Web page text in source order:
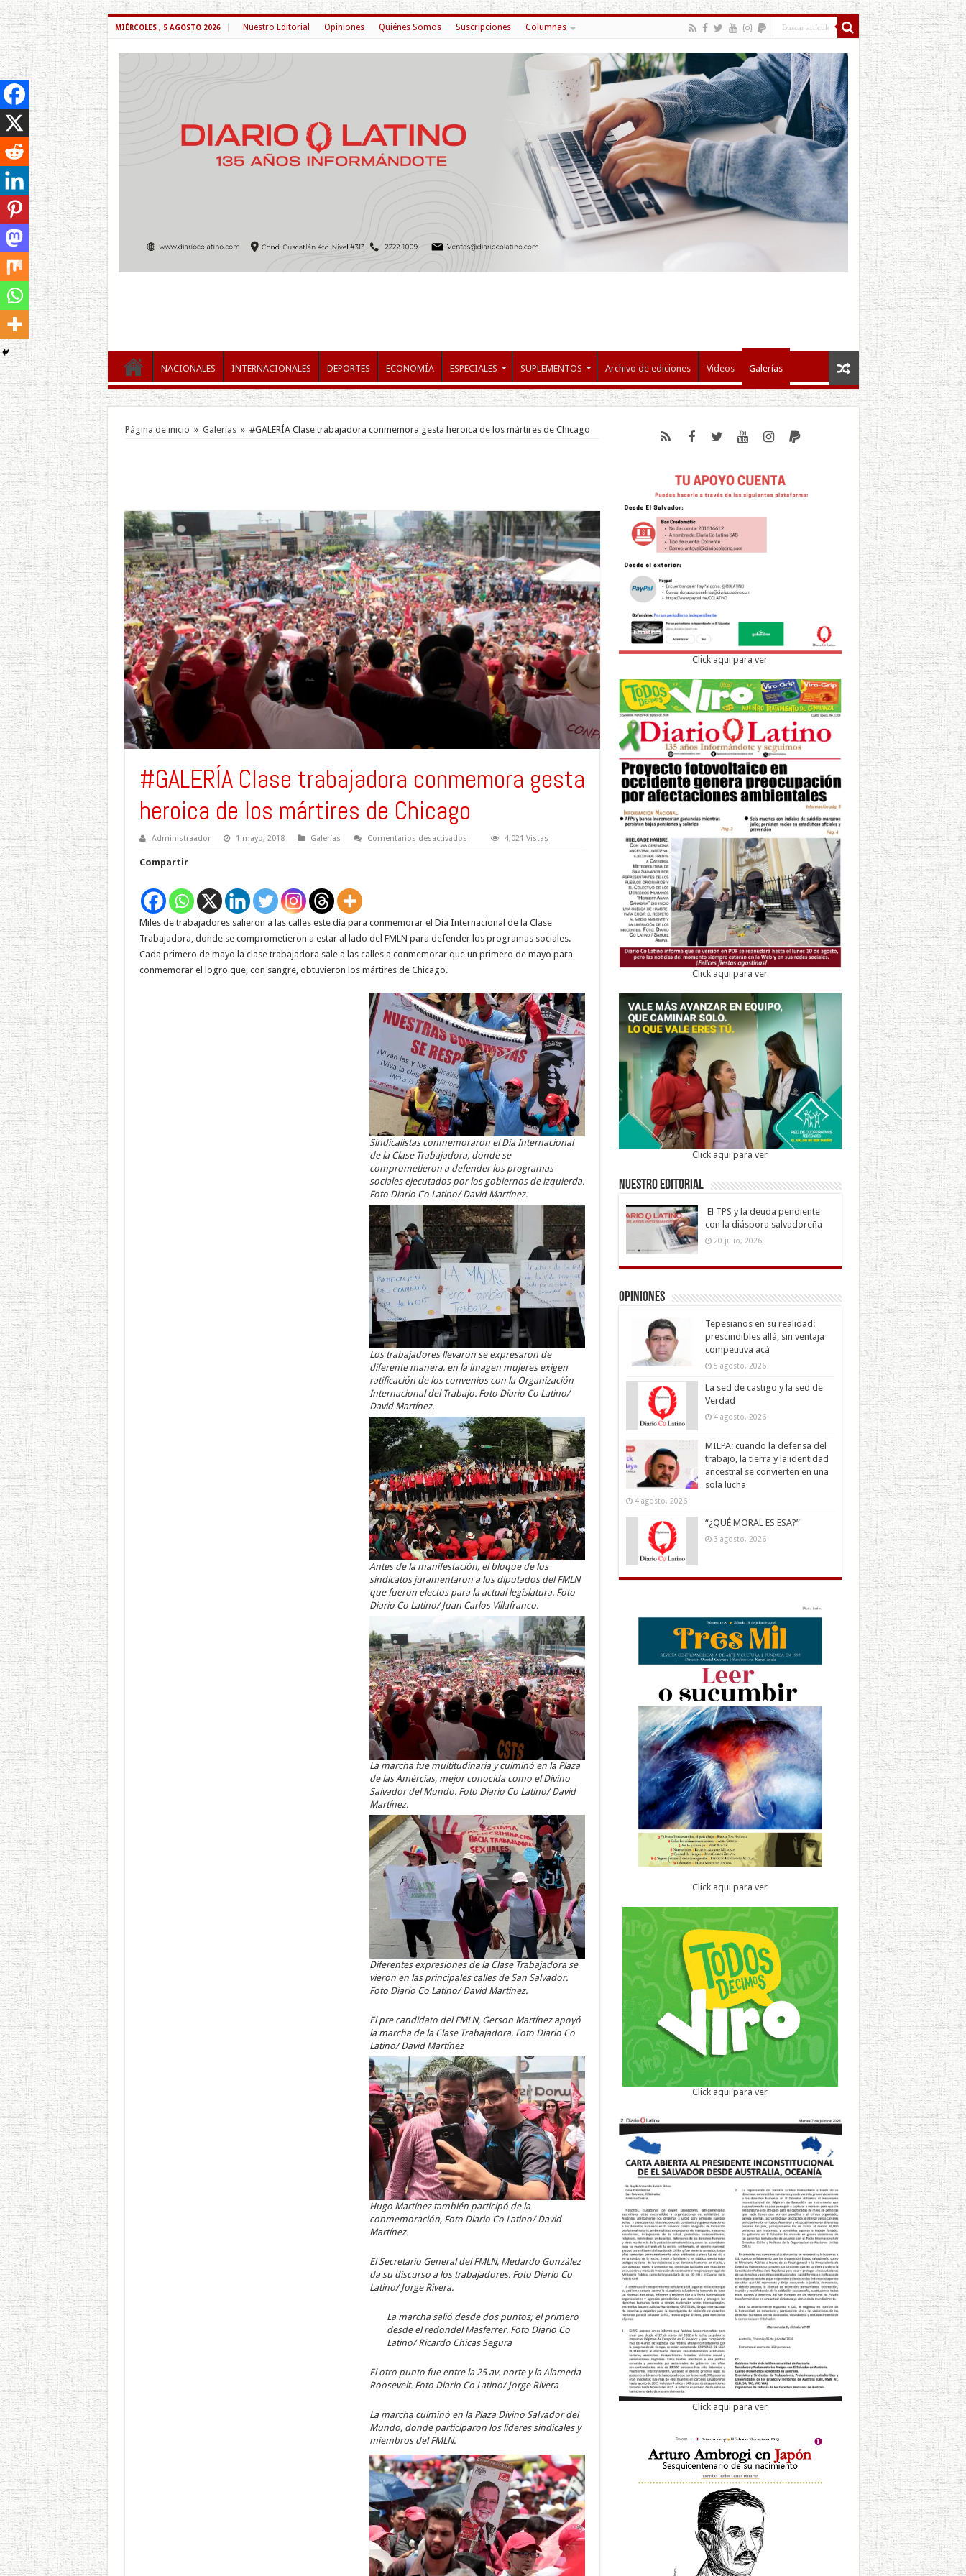
MIÉRCOLES , 5 AGOSTO 2026 Nuestro Editorial Opiniones Quiénes Somos Suscripciones Columnas
NACIONALES INTERNACIONALES DEPORTES ECONOMÍA ESPECIALES SUPLEMENTOS Archivo de ediciones Videos Galerías
Página de inicio » Galerías » #GALERÍA Clase trabajadora conmemora gesta heroica de los mártires de Chicago
#GALERÍA Clase trabajadora conmemora gesta
heroica de los mártires de Chicago
Administraador 1 mayo, 2018 Galerías Comentarios desactivadosen
mártires
Chicago
4,021 Vistas
Compartir
Miles de trabajadores salieron a las calles este día para conmemorar el Día Internacional de la Clase
Trabajadora, donde se comprometieron a estar al lado del FMLN para defender los programas sociales.
Cada primero de mayo la clase trabajadora sale a las calles a conmemorar que un primero de mayo para
conmemorar el logro que, con sangre, obtuvieron los mártires de Chicago.
Sindicalistas conmemoraron el Día Internacional
de la Clase Trabajadora, donde se
comprometieron a defender los programas
sociales ejecutados por los gobiernos de izquierda.
Foto Diario Co Latino/ David Martínez.
Los trabajadores llevaron se expresaron de
diferente manera, en la imagen mujeres exigen
ratificación de los convenios con la Organización
Internacional del Trabajo. Foto Diario Co Latino/
David Martínez.
Antes de la manifestación, el bloque de los
sindicatos juramentaron a los diputados del FMLN
que fueron electos para la actual legislatura. Foto
Diario Co Latino/ Juan Carlos Villafranco.
La marcha fue multitudinaria y culminó en la Plaza
de las Amércias, mejor conocida como el Divino
Salvador del Mundo. Foto Diario Co Latino/ David
Martínez.
Diferentes expresiones de la Clase Trabajadora se
vieron en las principales calles de San Salvador.
Foto Diario Co Latino/ David Martínez.
El pre candidato del FMLN, Gerson Martínez apoyó
la marcha de la Clase Trabajadora. Foto Diario Co
Latino/ David Martínez
Hugo Martínez también participó de la
conmemoración, Foto Diario Co Latino/ David
Martínez.
El Secretario General del FMLN, Medardo González
da su discurso a los trabajadores. Foto Diario Co
Latino/ Jorge Rivera.
La marcha salió desde dos puntos; el primero
desde el redondel Masferrer. Foto Diario Co
Latino/ Ricardo Chicas Segura
El otro punto fue entre la 25 av. norte y la Alameda
Roosevelt. Foto Diario Co Latino/ Jorge Rivera
La marcha culminó en la Plaza Divino Salvador del
Mundo, donde participaron los líderes sindicales y
miembros del FMLN.
Click aqui para ver
Click aqui para ver
Click aqui para ver
Nuestro Editorial
El TPS y la deuda pendiente
con la diáspora salvadoreña
20 julio, 2026
Opiniones
Tepesianos en su realidad:
prescindibles allá, sin ventaja
competitiva acá
5 agosto, 2026
La sed de castigo y la sed de
Verdad
4 agosto, 2026
MILPA: cuando la defensa del
trabajo, la tierra y la identidad
ancestral se convierten en una
sola lucha
4 agosto, 2026
“¿QUÉ MORAL ES ESA?”
3 agosto, 2026
Click aqui para ver
Click aqui para ver
Click aqui para ver